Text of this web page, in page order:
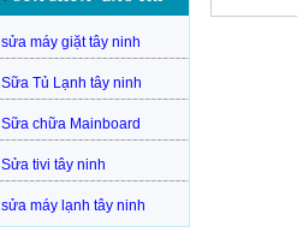
sửa máy giặt tây ninh
Sữa Tủ Lạnh tây ninh
Sữa chữa Mainboard
Sửa tivi tây ninh
sửa máy lạnh tây ninh